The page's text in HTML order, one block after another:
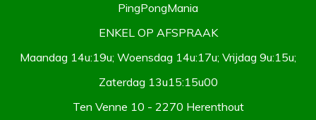
PingPongMania
ENKEL OP AFSPRAAK
Maandag 14u:19u; Woensdag 14u:17u; Vrijdag 9u:15u;
Zaterdag 13u15:15u00
Ten Venne 10 - 2270 Herenthout